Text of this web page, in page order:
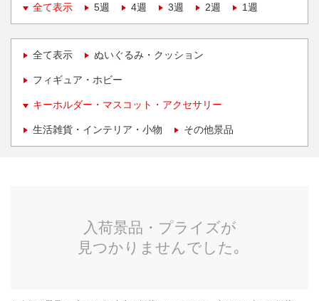
全て表示
5週 4週 3週 2週 1週
全て表示 ぬいぐるみ・クッション
フィギュア・ホビー
キーホルダー・マスコット・アクセサリー
生活雑貨・インテリア・小物 その他景品